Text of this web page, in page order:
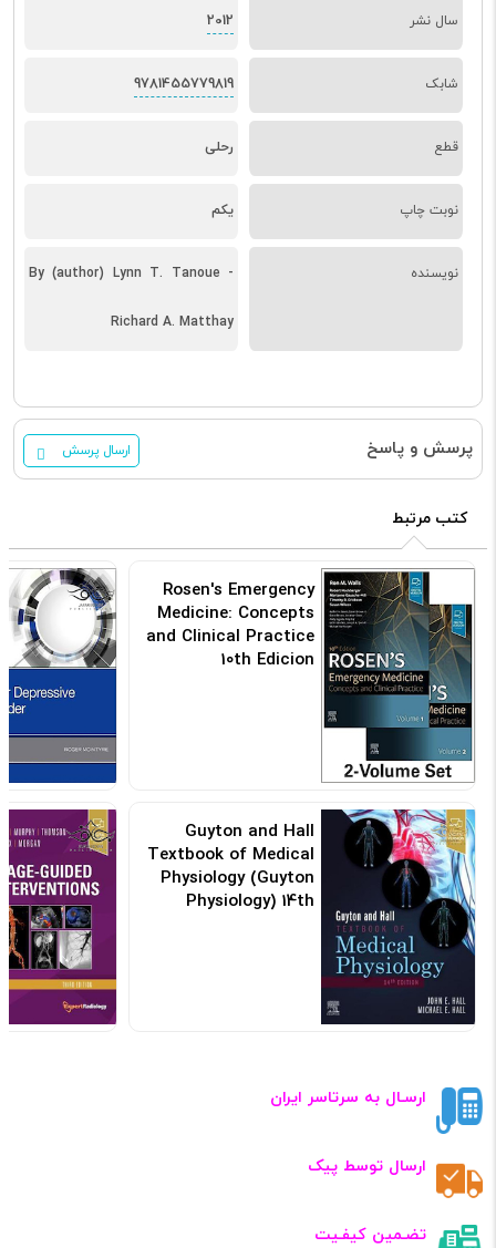
سال نشر 2012
شابک 9781455779819
قطع رحلی
نوبت چاپ یکم
نویسنده By (author) Lynn T. Tanoue -
Richard A. Matthay
پرسش و پاسخ ارسال پرسش
کتب مرتبط
Rosen's Emergency
Medicine: Concepts
and Clinical Practice
10th Edicion
Guyton and Hall
Textbook of Medical
Physiology (Guyton
Physiology) 14th
ارسـال به سرتاسر ایران
ارسال توسط پیک
تضـمین کیفـیت